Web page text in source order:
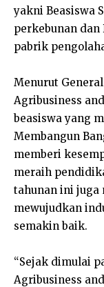
yakni Beasiswa
perkebunan dan
pabrik
Menurut
Agribusiness
beasiswa yang
Membangun
memberi
meraih
tahunan ini juga
mewujudkan
semakin baik.
“Sejak dimulai
Agribusiness